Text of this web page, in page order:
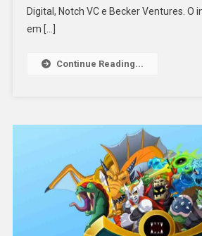
Digital, Notch VC e Becker Ventures. O
em […]
Continue Reading...